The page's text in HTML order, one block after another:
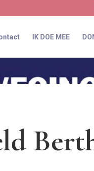
IK DOE MEE